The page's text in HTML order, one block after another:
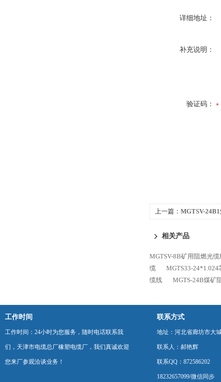
详细地址：
补充说明：
验证码：
上一篇： MGTSV-
相关产品
MGTSV-8B矿用阻燃光
缆
MGTS33-
缆线
MGTS-24B煤矿
工作时间
工作时间：24小时为您服务，随时电话联系我
们，天津市电缆总厂橡塑电缆厂，我们真诚欢迎
您来厂参观洽谈业务！
联系方式
地址：河北省廊坊市大
联系人：郝艳辉
联系QQ：872586202
18232657099/微信同步